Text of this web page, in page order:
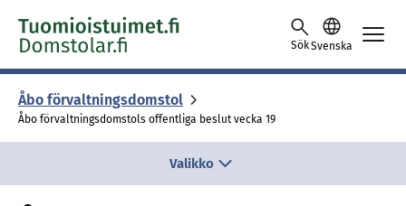
Skip to content -saavutettavuusohje
SökSvenska
Åbo för­valt­nings­dom­stol
Åbo förvaltningsdomstols offentliga beslut vecka 19
Valikko